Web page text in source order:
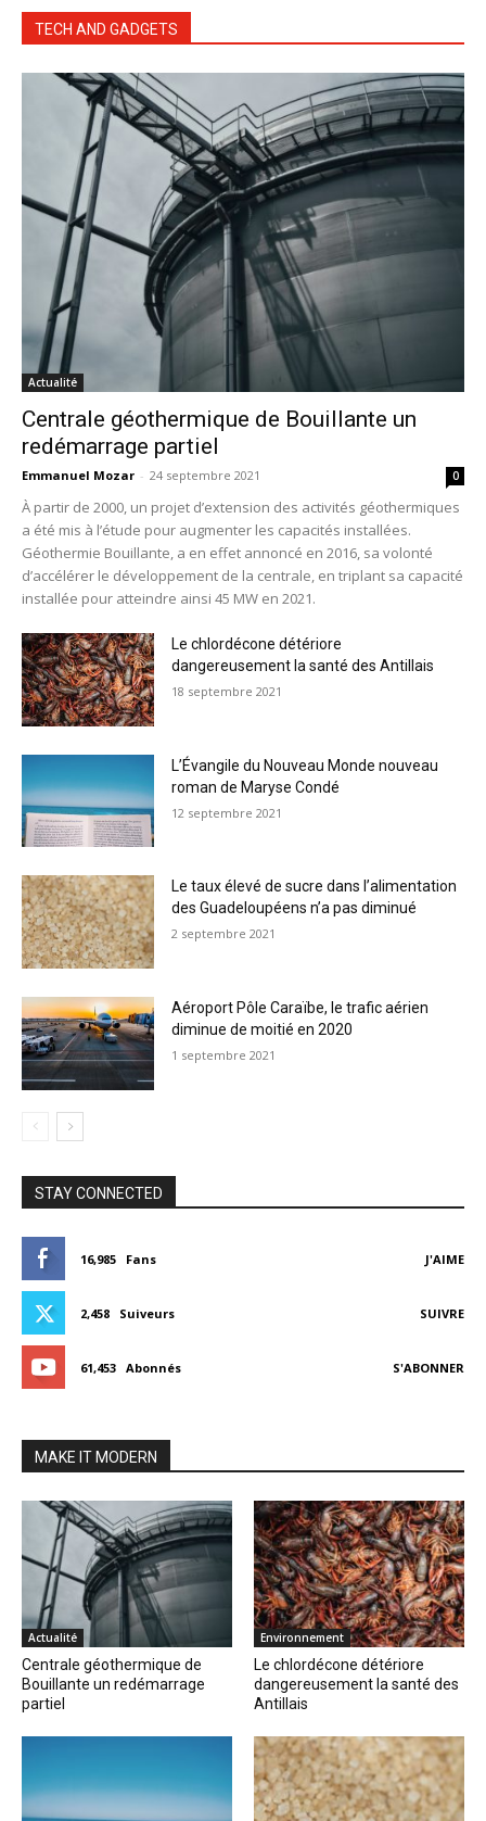
TECH AND GADGETS
Actualité
Centrale géothermique de Bouillante un
redémarrage partiel
Emmanuel Mozar - 24 septembre 2021 0
À partir de 2000, un projet d’extension des activités géothermiques
a été mis à l’étude pour augmenter les capacités installées.
Géothermie Bouillante, a en effet annoncé en 2016, sa volonté
d’accélérer le développement de la centrale, en triplant sa capacité
installée pour atteindre ainsi 45 MW en 2021.
Le chlordécone détériore
dangereusement la santé des Antillais
18 septembre 2021
L’Évangile du Nouveau Monde nouveau
roman de Maryse Condé
12 septembre 2021
Le taux élevé de sucre dans l’alimentation
des Guadeloupéens n’a pas diminué
2 septembre 2021
Aéroport Pôle Caraïbe, le trafic aérien
diminue de moitié en 2020
1 septembre 2021
STAY CONNECTED
16,985 Fans J'AIME
2,458 Suiveurs SUIVRE
61,453 Abonnés S'ABONNER
MAKE IT MODERN
Actualité
Centrale géothermique de
Bouillante un redémarrage
partiel
Environnement
Le chlordécone détériore
dangereusement la santé des
Antillais